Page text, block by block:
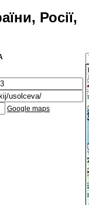
Росії,
Google maps